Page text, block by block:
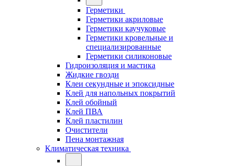
Герметики
Герметики акриловые
Герметики каучуковые
Герметики кровельные и
специализированные
Герметики силиконовые
Гидроизоляция и мастика
Жидкие гвозди
Клеи секундные и эпоксидные
Клей для напольных покрытий
Клей обойный
Клей ПВА
Клей пластилин
Очистители
Пена монтажная
Климатическая техника